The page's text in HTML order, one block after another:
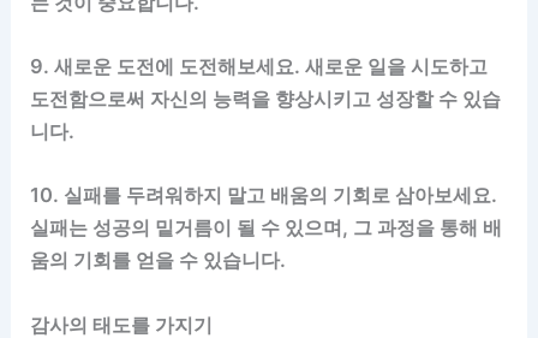
9. 새로운 도전에 도전해보세요. 새로운 일을 시도하고
도전함으로써 자신의 능력을 향상시키고 성장할 수 있습
니다.
10. 실패를 두려워하지 말고 배움의 기회로 삼아보세요.
실패는 성공의 밑거름이 될 수 있으며, 그 과정을 통해 배
움의 기회를 얻을 수 있습니다.
감사의 태도를 가지기